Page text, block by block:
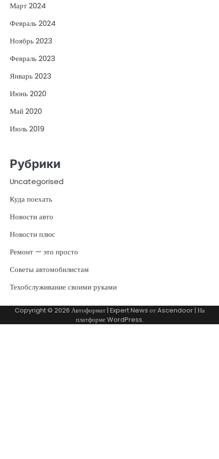
Март 2024
Февраль 2024
Ноябрь 2023
Февраль 2023
Январь 2023
Июнь 2020
Май 2020
Июль 2019
Рубрики
Uncategorised
Куда поехать
Новости авто
Новости плюс
Ремонт — это просто
Советы автомобилистам
Техобслуживание своими руками
Copyright © 2026 Автоформат| Expert News отAscendoor| На
платформеWordPress.